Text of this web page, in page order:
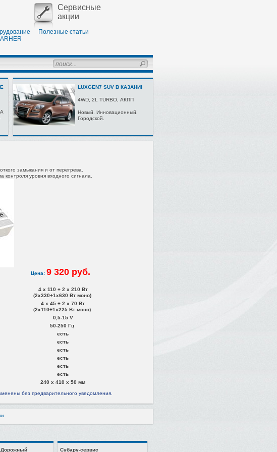
Сервисные
акции
Полезные статьи
LUXGEN7 SUV В КАЗАНИ!
4WD, 2L TURBО, AКПП
Нoвый. Иннoвaциoнный.
Гoрoдскoй.
замыкания и от перегрева.
контроля уровня входного сигнала.
Цена: 9 320 руб.
4 x 110 + 2 х 210 Вт
(2x330+1x630 Вт моно)
4 x 45 + 2 x 70 Вт
(2x110+1x225 Вт моно)
0,5-15 V
50-250 Гц
есть
есть
есть
есть
есть
есть
240 x 410 x 50 мм
без предварительного уведомления.
Субару-сервис